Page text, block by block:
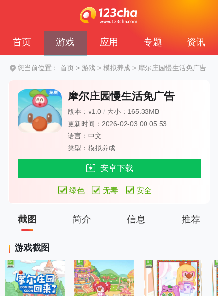
首页 游戏 应用 专题 资讯
您当前位置： 首页 > 游戏 > 模拟养成 >摩尔庄园慢生活免广告
摩尔庄园慢生活免广告
版本：v1.0/ 大小：165.33MB
更新时间：2026-02-03 00:05:53
语言：中文
类型：模拟养成
安卓下载
绿色 无毒 安全
截图 简介 信息 推荐
游戏截图